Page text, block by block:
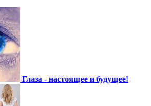
Глаза - настоящее и будущее!